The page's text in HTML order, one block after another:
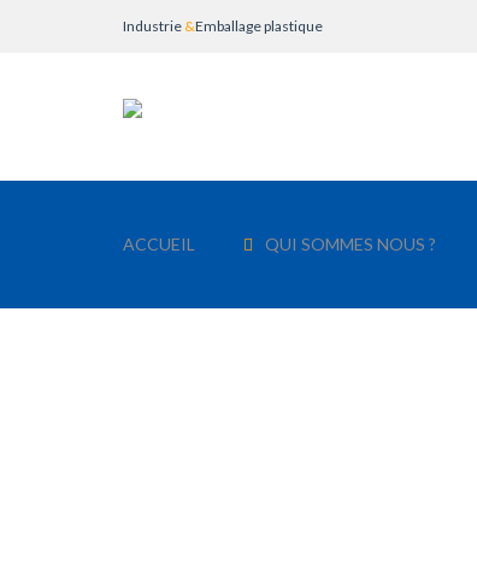
Industrie &Emballage plastique
ACCUEIL QUI SOMMES NOUS ?